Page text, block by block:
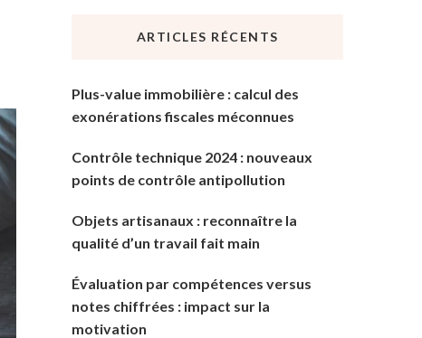
ARTICLES RÉCENTS
Plus-value immobilière : calcul des
exonérations fiscales méconnues
Contrôle technique 2024 : nouveaux
points de contrôle antipollution
Objets artisanaux : reconnaître la
qualité d’un travail fait main
Évaluation par compétences versus
notes chiffrées : impact sur la
motivation